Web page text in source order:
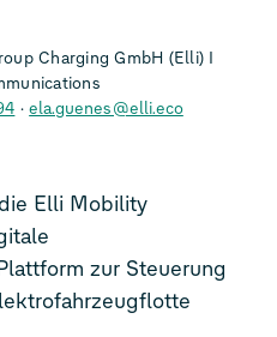
Charging GmbH (Elli) I
ela.guenes@elli.eco
Elli Mobility
zur Steuerung